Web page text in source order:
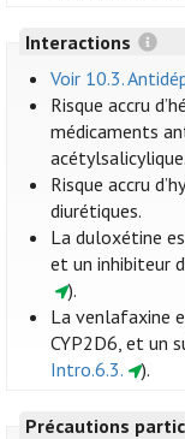
Interactions
Voir 10.3.
Risque accru
médicaments
acétylsalicylique.
Risque accru
diurétiques.
La duloxétine
et un inhibiteur
).
La venlafaxine
CYP2D6, et un
Intro.6.3.
).
Précautions